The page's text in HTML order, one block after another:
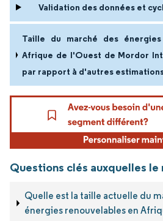
Validation des données et
Taille du marché des
Afrique de l'Ouest de Mordor
par rapport à d'autres
Questions clés auxquelles
Quelle est la taille actuelle du
énergies renouvelables en